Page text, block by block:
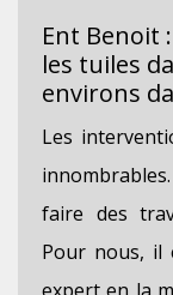
Ent Benoit
les tuiles
environs
Les
faire des
Pour nous, il